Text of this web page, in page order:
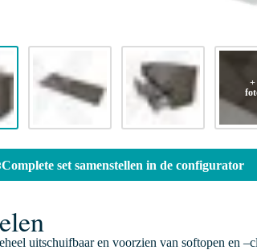
+
Complete set samenstellen in de configurator
uitschuifbaar en voorzien van softopen en